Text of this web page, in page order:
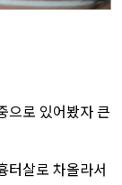
으로 있어봤자 큰
터살로 차올라서